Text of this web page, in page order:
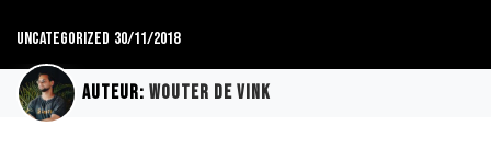
uncategorized 30/11/2018
Auteur: Wouter de Vink